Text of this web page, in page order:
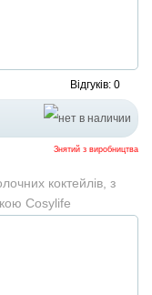
Відгуків: 0
Знятий з виробництва
коктейлів, з
Cosylife